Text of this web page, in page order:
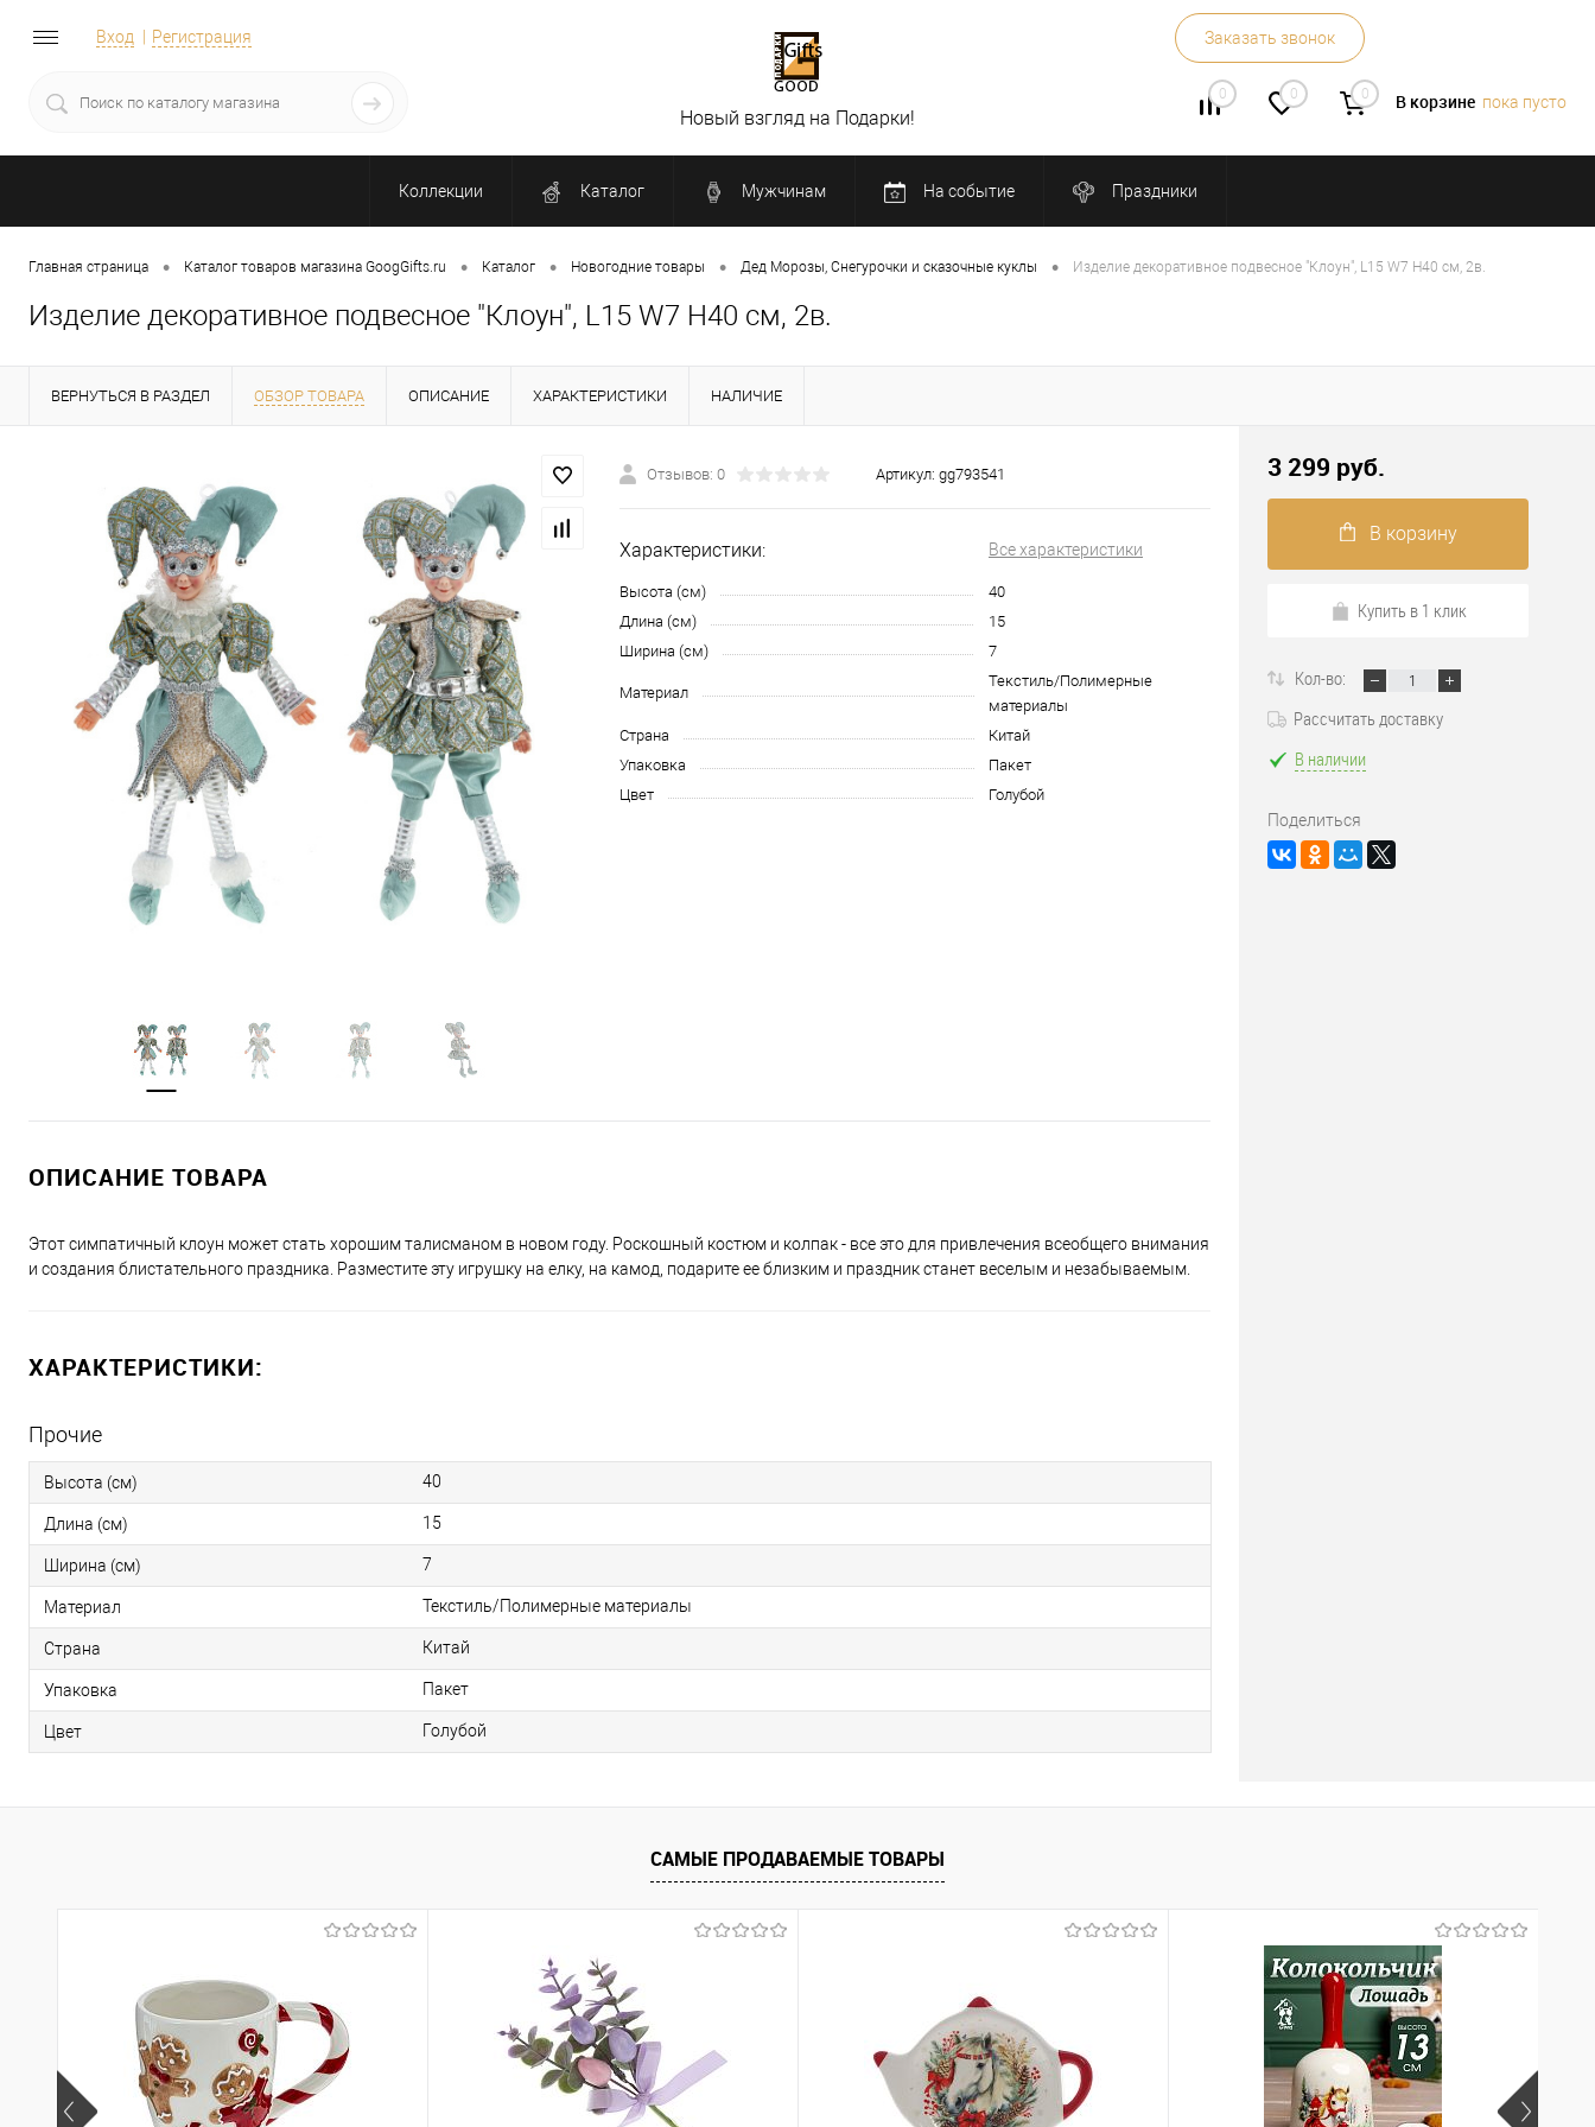
Вход Регистрация Заказать звонок
0 0 0 В корзине пока пусто
Новый взгляд на Подарки!
Коллекции Каталог Мужчинам На событие Праздники
Главная страница • Каталог товаров магазина GoogGifts.ru • Каталог • Новогодние товары • Дед Морозы, Снегурочки и сказочные куклы • Изделие декоративное подвесное "Клоун", L15 W7 H40 см, 2в.
Изделие декоративное подвесное "Клоун", L15 W7 H40 см, 2в.
ВЕРНУТЬСЯ В РАЗДЕЛ ОБЗОР ТОВАРА ОПИСАНИЕ ХАРАКТЕРИСТИКИ НАЛИЧИЕ
Отзывов: 0 Артикул: gg793541
Характеристики: Все характеристики
Высота (см)
40
Длина (см)
15
Ширина (см)
7
Материал
Текстиль/Полимерные
материалы
Страна
Китай
Упаковка
Пакет
Цвет
Голубой
ОПИСАНИЕ ТОВАРА
Этот симпатичный клоун может стать хорошим талисманом в новом году. Роскошный костюм и колпак - все это для привлечения всеобщего внимания
и создания блистательного праздника. Разместите эту игрушку на елку, на камод, подарите ее близким и праздник станет веселым и незабываемым.
ХАРАКТЕРИСТИКИ:
Прочие
Высота (см) 40
Длина (см) 15
Ширина (см) 7
Материал Текстиль/Полимерные материалы
Страна Китай
Упаковка Пакет
Цвет Голубой
3 299 руб.
В корзину
Купить в 1 клик
Кол-во:
Рассчитать доставку
В наличии
Поделиться
САМЫЕ ПРОДАВАЕМЫЕ ТОВАРЫ